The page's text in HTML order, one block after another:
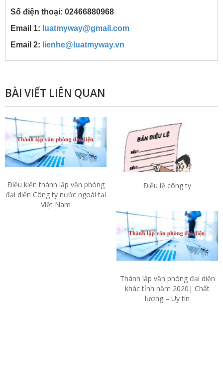
Số điện thoại: 02466880968
Email 1: luatmyway@gmail.com
Email 2: lienhe@luatmyway.vn
BÀI VIẾT LIÊN QUAN
Điều kiện thành lập văn phòng
đại diện Công ty nước ngoài tại
Việt Nam
Điều lệ công ty
Thành lập văn phòng đại diện
khác tỉnh năm 2020| Chất
lượng – Uy tín